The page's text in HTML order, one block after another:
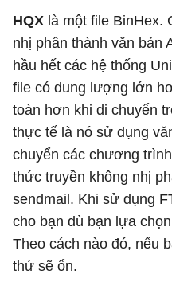
HQX là một file BinHex.
nhị phân thành văn bản
hầu hết các hệ thống
file có dung lượng lớn
toàn hơn khi di chuyển
thực tế là nó sử dụng
chuyển các chương
thức truyền không nhị
sendmail. Khi sử dụng
cho bạn dù bạn lựa
Theo cách nào đó, nếu
thứ sẽ ổn.